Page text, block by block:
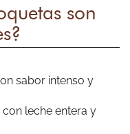
de las variedades
son
sabor intenso y
leche entera y